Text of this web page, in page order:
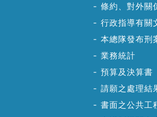
條約、對外關
行政指導有關
本總隊發布刑
業務統計
預算及決算書
請願之處理結
書面之公共工